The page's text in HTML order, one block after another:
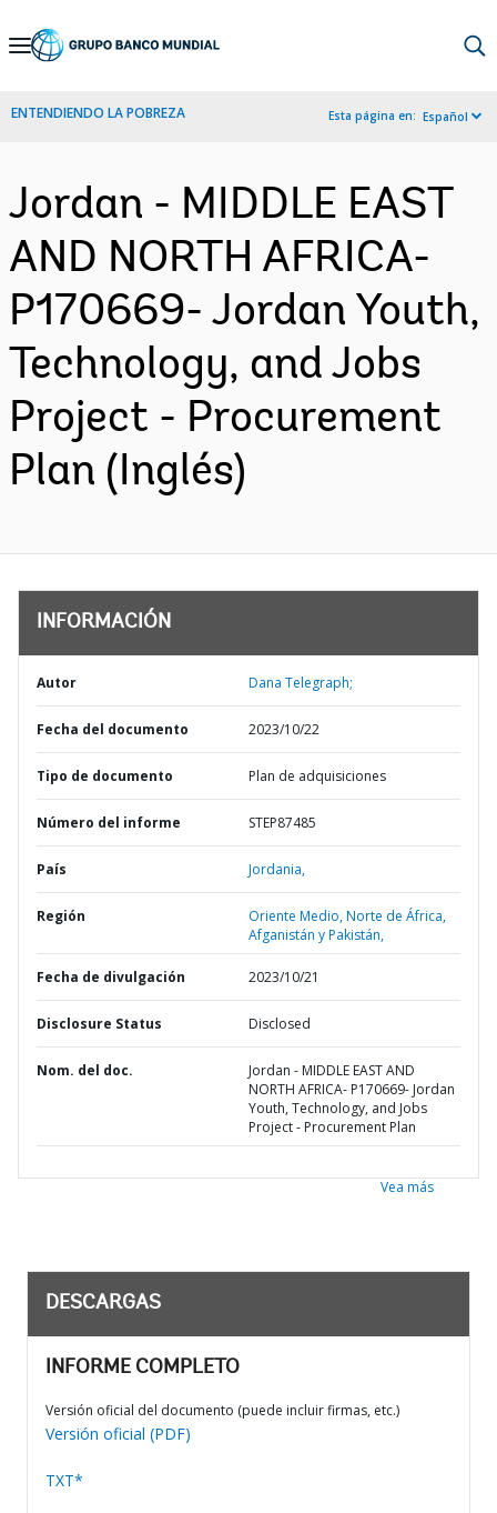
Skip
Navigation
ENTENDIENDO LA POBREZA Esta página en: Español
Jordan - MIDDLE EAST
AND NORTH AFRICA-
P170669- Jordan Youth,
Technology, and Jobs
Project - Procurement
Plan (Inglés)
INFORMACIÓN
Autor Dana Telegraph;
Fecha del documento 2023/10/22
Tipo de documento Plan de adquisiciones
Número del informe STEP87485
País Jordania,
Región
Oriente Medio, Norte de África,
Afganistán y Pakistán,
Fecha de divulgación 2023/10/21
Disclosure Status Disclosed
Nom. del doc.
Jordan - MIDDLE EAST AND
NORTH AFRICA- P170669- Jordan
Youth, Technology, and Jobs
Project - Procurement Plan
Vea más
DESCARGAS
INFORME COMPLETO
Versión oficial del documento (puede incluir firmas, etc.)
Versión oficial (PDF)
TXT*